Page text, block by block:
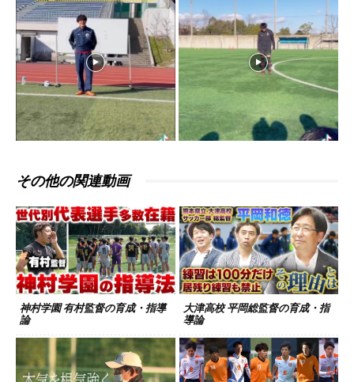
その他の関連動画
神村学園 有村監督の育成・指導
論
大津高校 平岡総監督の育成・指
導論